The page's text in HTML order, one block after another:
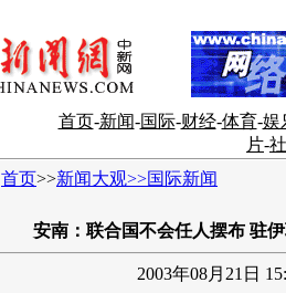
首页-新闻-国际-财经-体育-娱
片-
首页>>新闻大观>>国际新闻
安南：联合国不会任人摆布 驻
2003年08月21日